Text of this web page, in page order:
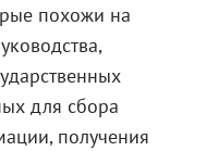
похожи на
для сбора
получения